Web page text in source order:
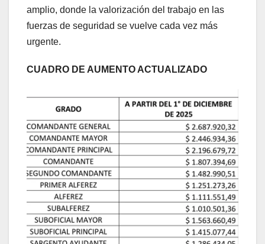
amplio, donde la valorización del trabajo en las
fuerzas de seguridad se vuelve cada vez más
urgente.
CUADRO DE AUMENTO ACTUALIZADO